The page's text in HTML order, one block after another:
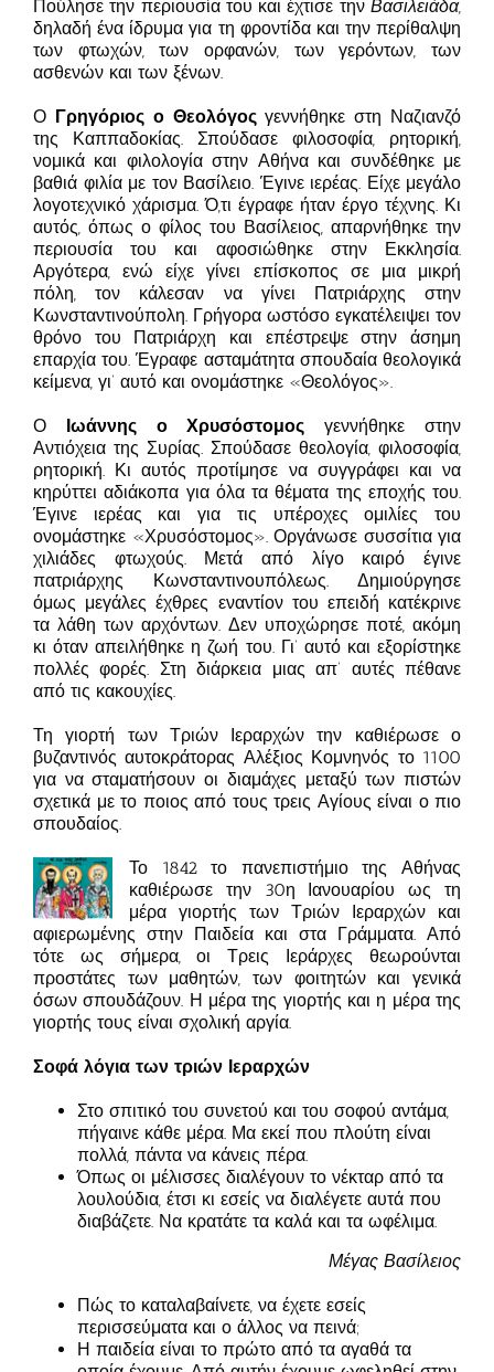
Πούλησε την περιουσία του και έχτισε την Βασιλειάδα,
δηλαδή ένα ίδρυμα για τη φροντίδα και την περίθαλψη
των φτωχών, των ορφανών, των γερόντων, των
ασθενών και των ξένων.
Ο Γρηγόριος ο Θεολόγοςγεννήθηκε στη Ναζιανζό
της Καππαδοκίας. Σπούδασε φιλοσοφία, ρητορική,
νομικά και φιλολογία στην Αθήνα και συνδέθηκε με
βαθιά φιλία με τον Βασίλειο. Έγινε ιερέας. Είχε μεγάλο
λογοτεχνικό χάρισμα. Ό,τι έγραφε ήταν έργο τέχνης. Κι
αυτός, όπως ο φίλος του Βασίλειος, απαρνήθηκε την
περιουσία του και αφοσιώθηκε στην Εκκλησία.
Αργότερα, ενώ είχε γίνει επίσκοπος σε μια μικρή
πόλη, τον κάλεσαν να γίνει Πατριάρχης στην
Κωνσταντινούπολη. Γρήγορα ωστόσο εγκατέλειψει τον
θρόνο του Πατριάρχη και επέστρεψε στην άσημη
επαρχία του. Έγραφε ασταμάτητα σπουδαία θεολογικά
κείμενα, γι’ αυτό και ονομάστηκε «Θεολόγος».
Ο Ιωάννης ο Χρυσόστομος γεννήθηκε στην
Αντιόχεια της Συρίας. Σπούδασε θεολογία, φιλοσοφία,
ρητορική. Κι αυτός προτίμησε να συγγράφει και να
κηρύττει αδιάκοπα για όλα τα θέματα της εποχής του.
Έγινε ιερέας και για τις υπέροχες ομιλίες του
ονομάστηκε «Χρυσόστομος». Οργάνωσε συσσίτια για
χιλιάδες φτωχούς. Μετά από λίγο καιρό έγινε
πατριάρχης Κωνσταντινουπόλεως. Δημιούργησε
όμως μεγάλες έχθρες εναντίον του επειδή κατέκρινε
τα λάθη των αρχόντων. Δεν υποχώρησε ποτέ, ακόμη
κι όταν απειλήθηκε η ζωή του. Γι’ αυτό και εξορίστηκε
πολλές φορές. Στη διάρκεια μιας απ’ αυτές πέθανε
από τις κακουχίες.
Τη γιορτή των Τριών Ιεραρχών την καθιέρωσε ο
βυζαντινός αυτοκράτορας Αλέξιος Κομνηνός το 1100
για να σταματήσουν οι διαμάχες μεταξύ των πιστών
σχετικά με το ποιος από τους τρεις Αγίους είναι ο πιο
σπουδαίος.
Το 1842 το πανεπιστήμιο της Αθήνας
καθιέρωσε την 30η Ιανουαρίου ως τη
μέρα γιορτής των Τριών Ιεραρχών και
αφιερωμένης στην Παιδεία και στα Γράμματα. Από
τότε ως σήμερα, οι Τρεις Ιεράρχες θεωρούνται
προστάτες των μαθητών, των φοιτητών και γενικά
όσων σπουδάζουν. Η μέρα της γιορτής και η μέρα της
γιορτής τους είναι σχολική αργία.
Σοφά λόγια των τριών Ιεραρχών
Στο σπιτικό του συνετού και του σοφού αντάμα,
πήγαινε κάθε μέρα. Μα εκεί που πλούτη είναι
πολλά, πάντα να κάνεις πέρα.
Όπως οι μέλισσες διαλέγουν το νέκταρ από τα
λουλούδια, έτσι κι εσείς να διαλέγετε αυτά που
διαβάζετε. Να κρατάτε τα καλά και τα ωφέλιμα.
Μέγας Βασίλειος
Πώς το καταλαβαίνετε, να έχετε εσείς
περισσεύματα και ο άλλος να πεινά;
Η παιδεία είναι το πρώτο από τα αγαθά τα